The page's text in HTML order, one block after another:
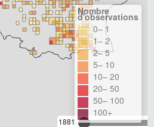
1881
Nombre
d'observations
0– 1
1– 2
2– 5
5– 10
10– 20
20– 50
50– 100
100+